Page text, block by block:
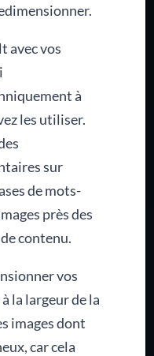
avec vos
à
les utiliser.
sur
de mots-
près des
contenu.
vos
la largeur de la
images dont
car cela